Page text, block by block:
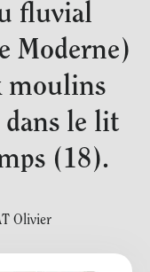
fluvial
Moderne)
moulins
le lit
(18).
Olivier